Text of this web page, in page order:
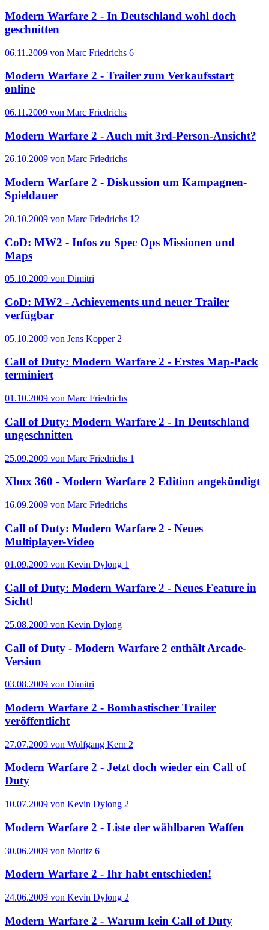
Modern Warfare 2 - In Deutschland wohl doch
geschnitten
06.11.2009 von Marc Friedrichs 6
Modern Warfare 2 - Trailer zum Verkaufsstart
online
06.11.2009 von Marc Friedrichs
Modern Warfare 2 - Auch mit 3rd-Person-Ansicht?
26.10.2009 von Marc Friedrichs
Modern Warfare 2 - Diskussion um Kampagnen-
Spieldauer
20.10.2009 von Marc Friedrichs 12
CoD: MW2 - Infos zu Spec Ops Missionen und
Maps
05.10.2009 von Dimitri
CoD: MW2 - Achievements und neuer Trailer
verfügbar
05.10.2009 von Jens Kopper2
Call of Duty: Modern Warfare 2 - Erstes Map-Pack
terminiert
01.10.2009 von Marc Friedrichs
Call of Duty: Modern Warfare 2 - In Deutschland
ungeschnitten
25.09.2009 von Marc Friedrichs 1
Xbox 360 - Modern Warfare 2 Edition angekündigt
16.09.2009 von Marc Friedrichs
Call of Duty: Modern Warfare 2 - Neues
Multiplayer-Video
01.09.2009 von Kevin Dylong 1
Call of Duty: Modern Warfare 2 - Neues Feature in
Sicht!
25.08.2009 von Kevin Dylong
Call of Duty - Modern Warfare 2 enthält Arcade-
Version
03.08.2009 von Dimitri
Modern Warfare 2 - Bombastischer Trailer
veröffentlicht
27.07.2009 von Wolfgang Kern 2
Modern Warfare 2 - Jetzt doch wieder ein Call of
Duty
10.07.2009 von Kevin Dylong 2
Modern Warfare 2 - Liste der wählbaren Waffen
30.06.2009 von Moritz 6
Modern Warfare 2 - Ihr habt entschieden!
24.06.2009 von Kevin Dylong 2
Modern Warfare 2 - Warum kein Call of Duty